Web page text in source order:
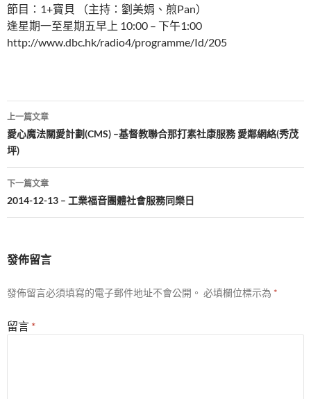
節目：1+寶貝 （主持：劉美娟、煎Pan）
逢星期一至星期五早上 10:00 – 下午1:00
http://www.dbc.hk/radio4/programme/Id/205
文
章
導
覽
上一篇文章
愛心魔法關愛計劃(CMS) –基督教聯合那打素社康服務 愛鄰網絡(秀茂
坪)
下一篇文章
2014-12-13 – 工業福音團體社會服務同樂日
發佈留言
發佈留言必須填寫的電子郵件地址不會公開。 必填欄位標示為 *
留言 *